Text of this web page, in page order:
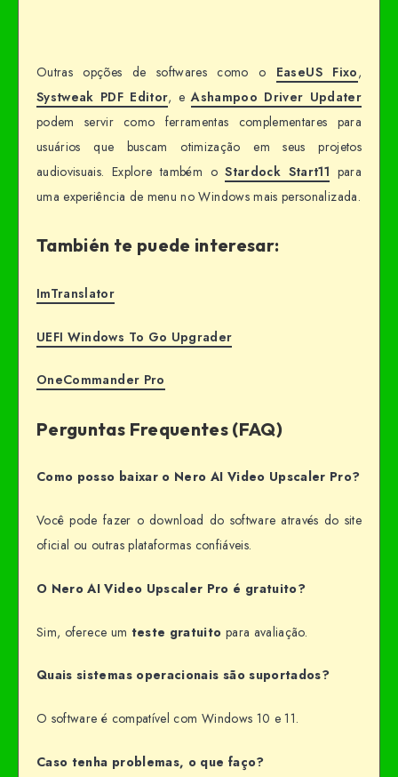
Outras opções de softwares como o EaseUS Fixo,
Systweak PDF Editor, eAshampoo Driver Updater
podem servir como ferramentas complementares para
usuários que buscam otimização em seus projetos
audiovisuais. Explore também oStardock Start11 para
uma experiência de menu no Windows mais personalizada.
También te puede interesar:
ImTranslator
UEFI Windows To Go Upgrader
OneCommander Pro
Perguntas Frequentes (FAQ)
Como posso baixar o Nero AI Video Upscaler Pro?
Você pode fazer o download do software através do site
oficial ou outras plataformas confiáveis.
O Nero AI Video Upscaler Pro é gratuito?
Sim, oferece um teste gratuito para avaliação.
Quais sistemas operacionais são suportados?
O software é compatível com Windows 10 e 11.
Caso tenha problemas, o que faço?